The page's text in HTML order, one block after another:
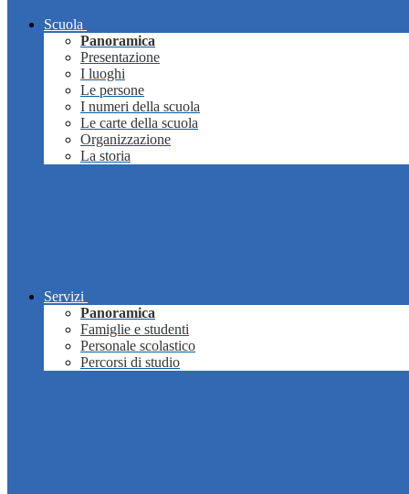
Scuola
Panoramica
Presentazione
I luoghi
Le persone
I numeri della scuola
Le carte della scuola
Organizzazione
La storia
Servizi
Panoramica
Famiglie e studenti
Personale scolastico
Percorsi di studio